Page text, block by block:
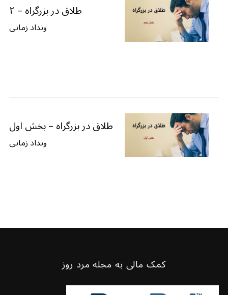
طلاق در بزرگراه – ۲
ونداد زمانی
طلاق در بزرگراه – بخش اول
ونداد زمانی
کمک مالی به مجله مرد روز